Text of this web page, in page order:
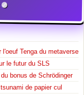
l'oeuf Tenga du metaverse
le futur du SLS
bonus de Schrödinger
de papier cul